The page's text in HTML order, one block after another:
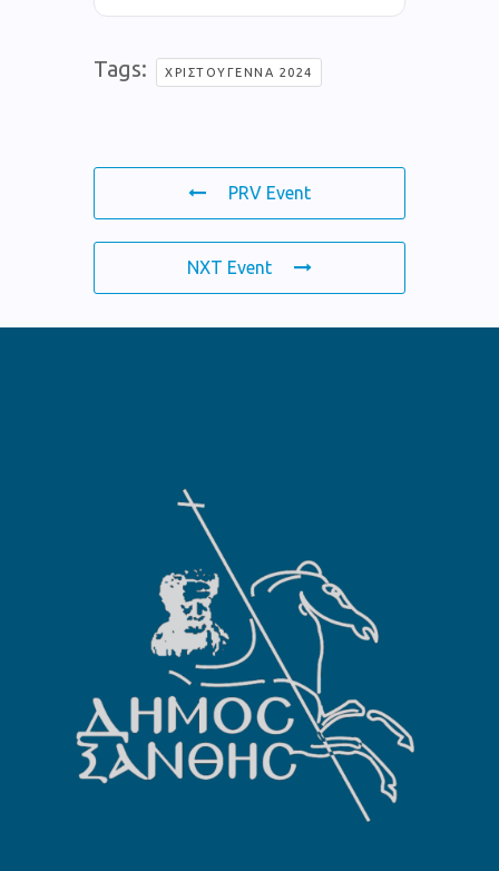
Tags: ΧΡΙΣΤΟΎΓΕΝΝΑ 2024
PRV Event
NXT Event